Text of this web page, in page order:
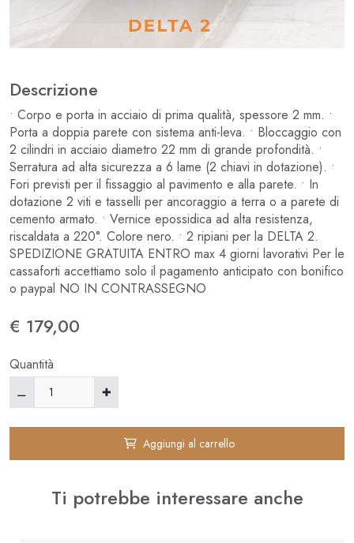
Descrizione
• Corpo e porta in acciaio di prima qualità, spessore 2 mm. •
Porta a doppia parete con sistema anti-leva. • Bloccaggio con
2 cilindri in acciaio diametro 22 mm di grande profondità. •
Serratura ad alta sicurezza a 6 lame (2 chiavi in dotazione). •
Fori previsti per il fissaggio al pavimento e alla parete. • In
dotazione 2 viti e tasselli per ancoraggio a terra o a parete di
cemento armato. • Vernice epossidica ad alta resistenza,
riscaldata a 220°. Colore nero. • 2 ripiani per la DELTA 2.
SPEDIZIONE GRATUITA ENTRO max 4 giorni lavorativi Per le
cassaforti accettiamo solo il pagamento anticipato con bonifico
o paypal NO IN CONTRASSEGNO
€ 179,00
Quantità
✚
Aggiungi al carrello
Ti potrebbe interessare anche